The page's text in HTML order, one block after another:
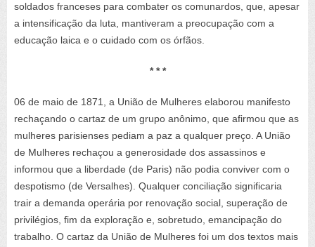
soldados franceses para combater os comunardos, que, apesar
a intensificação da luta, mantiveram a preocupação com a
educação laica e o cuidado com os órfãos.
* * *
06 de maio de 1871, a União de Mulheres elaborou manifesto
rechaçando o cartaz de um grupo anônimo, que afirmou que as
mulheres parisienses pediam a paz a qualquer preço. A União
de Mulheres rechaçou a generosidade dos assassinos e
informou que a liberdade (de Paris) não podia conviver com o
despotismo (de Versalhes). Qualquer conciliação significaria
trair a demanda operária por renovação social, superação de
privilégios, fim da exploração e, sobretudo, emancipação do
trabalho. O cartaz da União de Mulheres foi um dos textos mais